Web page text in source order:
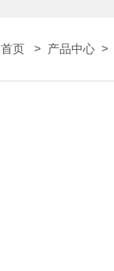
首页 > 产品中心 >